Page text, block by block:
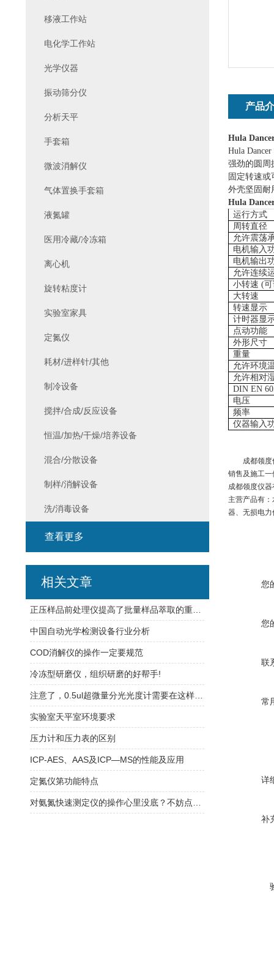
产品
Hula
Hula
强劲的圆周
固定转速或
外壳坚固耐
Hula
运行方式
周转直径
允许震荡
电机输入
电机输出
允许连续
小转速 (
大转速
转速显示
计时器显
点动功能
外形尺寸
重量
允许环境
允许相对
DIN EN
电压
频率
仪器输入
成都领
销售及施工
成都领度仪
主营产品有
器、无损电
您
您
联
常
详
补
移液工作站
电化学工作站
光学仪器
振动筛分仪
分析天平
手套箱
微波消解仪
气体置换手套箱
液氮罐
医用冷藏/冷冻箱
离心机
旋转粘度计
实验室家具
定氮仪
耗材/进样针/其他
制冷设备
搅拌/合成/反应设备
恒温/加热/干燥/培养设备
混合/分散设备
制样/消解设备
洗/消毒设备
查看更多
相关文章
中国自动光学检测设备行业分析
COD消解仪的操作一定要规范
冷冻型研磨仪，组织研磨的好帮手!
实验室天平室环境要求
压力计和压力表的区别
ICP-AES、AAS及ICP—MS的性能及应用
定氮仪第功能特点